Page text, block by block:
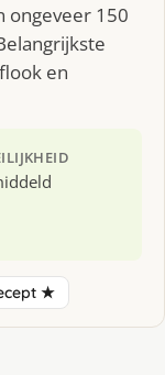
ongeveer 150
en
★